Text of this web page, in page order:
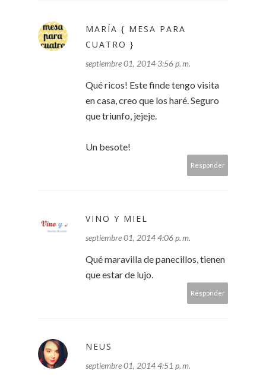
MARÍA { MESA PARA
CUATRO }
septiembre 01, 2014 3:56 p. m.
Qué ricos! Este finde tengo visita
en casa, creo que los haré. Seguro
que triunfo, jejeje.
Un besote!
Responder
VINO Y MIEL
septiembre 01, 2014 4:06 p. m.
Qué maravilla de panecillos, tienen
que estar de lujo.
Responder
NEUS
septiembre 01, 2014 4:51 p. m.